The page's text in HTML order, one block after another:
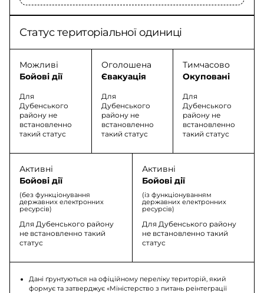
Статус територіальної одиниці
Можливі
Бойові дії
Для
Дубенського
району не
встановленно
такий статус
Оголошена
Євакуація
Для
Дубенського
району не
встановленно
такий статус
Тимчасово
Окуповані
Для
Дубенського
району не
встановленно
такий статус
Активні
Бойові дії
(без функціонування
державних електронних
ресурсів)
Для Дубенського району
не встановленно такий
статус
Активні
Бойові дії
(із функціонуванням
державних електронних
ресурсів)
Для Дубенського району
не встановленно такий
статус
Дані ґрунтуються на офіційному переліку територій, який
формує та затверджує «Міністерство з питань реінтеграції